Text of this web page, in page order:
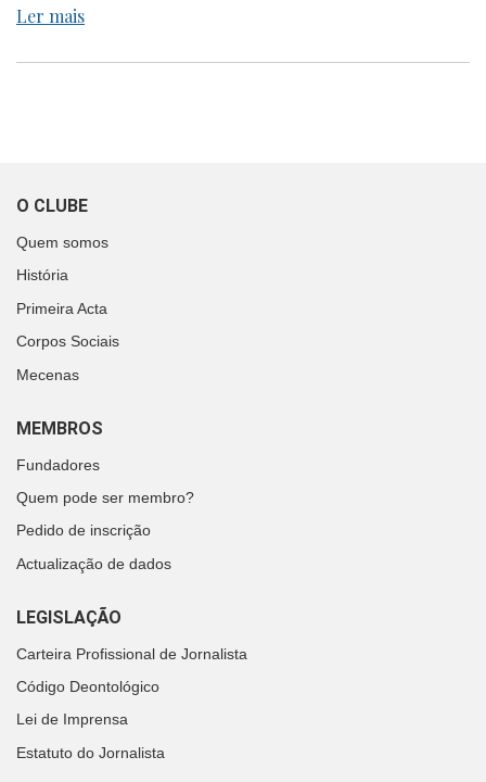
Ler mais
O CLUBE
Quem somos
História
Primeira Acta
Corpos Sociais
Mecenas
MEMBROS
Fundadores
Quem pode ser membro?
Pedido de inscrição
Actualização de dados
LEGISLAÇÃO
Carteira Profissional de Jornalista
Código Deontológico
Lei de Imprensa
Estatuto do Jornalista